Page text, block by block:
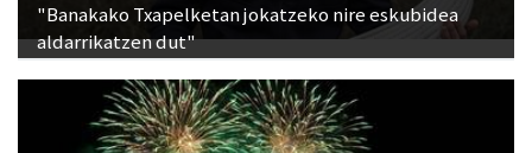
"Banakako Txapelketan jokatzeko nire eskubidea
aldarrikatzen dut"